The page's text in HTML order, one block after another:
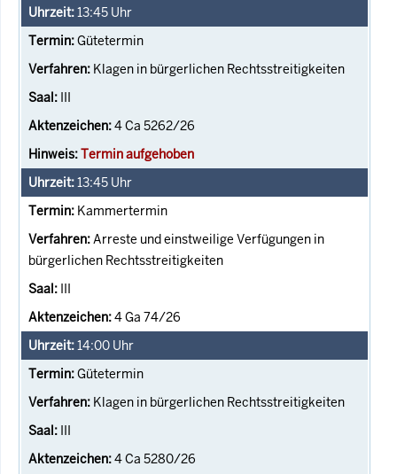
13:45 Uhr
Gütetermin
Klagen in bürgerlichen Rechtsstreitigkeiten
III
4 Ca 5262/26
Termin aufgehoben
13:45 Uhr
Kammertermin
Arreste und einstweilige Verfügungen in
bürgerlichen Rechtsstreitigkeiten
III
4 Ga 74/26
14:00 Uhr
Gütetermin
Klagen in bürgerlichen Rechtsstreitigkeiten
III
4 Ca 5280/26